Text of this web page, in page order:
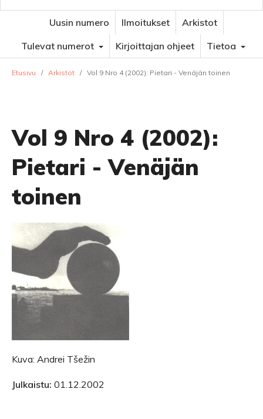
Uusin numero Ilmoitukset
Arkistot
Tulevat numerot
Kirjoittajan ohjeet Tietoa
Etusivu / Arkistot / Vol 9 Nro 4 (2002): Pietari - Venäjän toinen
Vol 9 Nro 4 (2002):
Pietari - Venäjän
toinen
Kuva: Andrei Tšežin
Julkaistu: 01.12.2002